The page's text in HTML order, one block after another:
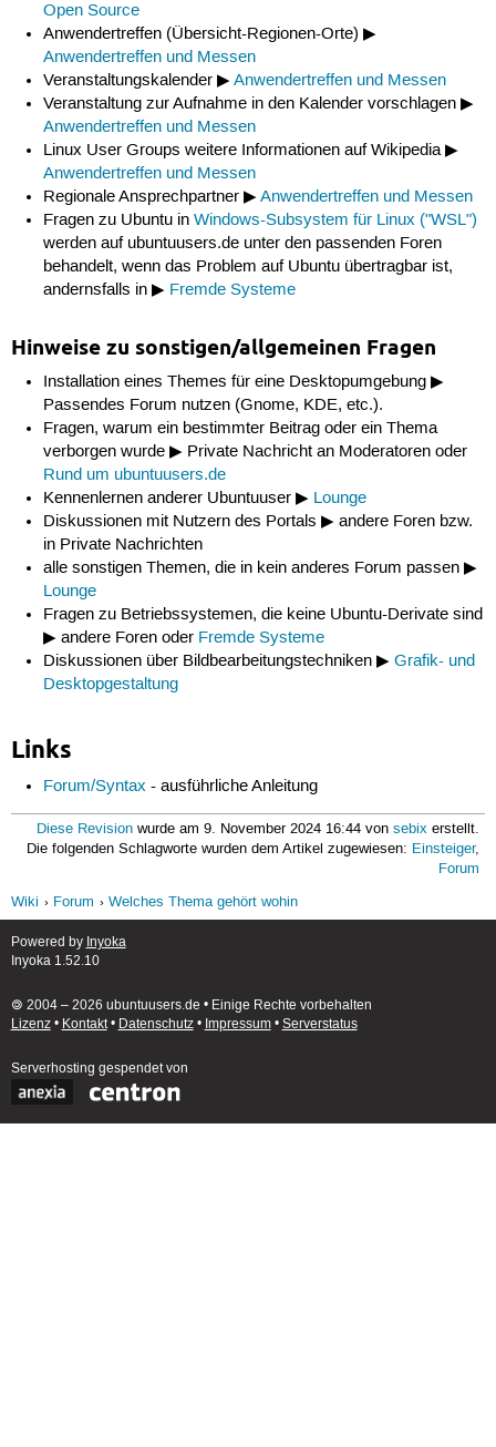
Open Source
Anwendertreffen (Übersicht-Regionen-Orte) ▶
Anwendertreffen und Messen
Veranstaltungskalender ▶Anwendertreffen und Messen
Veranstaltung zur Aufnahme in den Kalender vorschlagen ▶
Anwendertreffen und Messen
Linux User Groups weitere Informationen auf Wikipedia ▶
Anwendertreffen und Messen
Regionale Ansprechpartner ▶Anwendertreffen und Messen
Fragen zu Ubuntu inWindows-Subsystem für Linux ("WSL")
werden auf ubuntuusers.de unter den passenden Foren
behandelt, wenn das Problem auf Ubuntu übertragbar ist,
andernsfalls in ▶ Fremde Systeme
Hinweise zu sonstigen/allgemeinen Fragen
Installation eines Themes für eine Desktopumgebung ▶
Passendes Forum nutzen (Gnome, KDE, etc.).
Fragen, warum ein bestimmter Beitrag oder ein Thema
verborgen wurde ▶ Private Nachricht an Moderatoren oder
Rund um ubuntuusers.de
Kennenlernen anderer Ubuntuuser ▶ Lounge
Diskussionen mit Nutzern des Portals ▶ andere Foren bzw.
in Private Nachrichten
alle sonstigen Themen, die in kein anderes Forum passen ▶
Lounge
Fragen zu Betriebssystemen, die keine Ubuntu-Derivate sind
▶ andere Foren oder Fremde Systeme
Diskussionen über Bildbearbeitungstechniken ▶Grafik- und
Desktopgestaltung
Links
Forum/Syntax - ausführliche Anleitung
Diese Revision wurde am 9. November 2024 16:44 vonsebix erstellt.
Die folgenden Schlagworte wurden dem Artikel zugewiesen: Einsteiger,
Forum
Wiki
Forum Welches Thema gehört wohin
Powered by Inyoka
Inyoka 1.52.10
🄯 2004 – 2026 ubuntuusers.de • Einige Rechte vorbehalten
Lizenz• Kontakt• Datenschutz• Impressum• Serverstatus
Serverhosting gespendet von